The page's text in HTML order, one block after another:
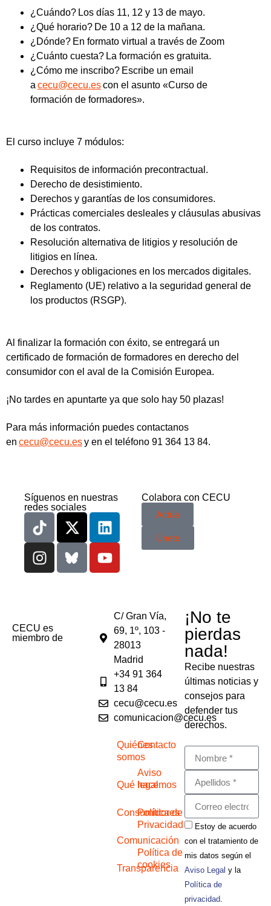
¿Cuándo? Los días 11, 12 y 13 de mayo.
¿Qué horario? De 10 a 12 de la mañana.
¿Dónde? En formato virtual a través de Zoom
¿Cuánto cuesta? La formación es gratuita.
¿Cómo me inscribo? Escribe un email
a cecu@cecu.escon el asunto «Curso de
formación de formadores».
El curso incluye 7 módulos:
Requisitos de información precontractual.
Derecho de desistimiento.
Derechos y garantías de los consumidores.
Prácticas comerciales desleales y cláusulas abusivas
de los contratos.
Resolución alternativa de litigios y resolución de
litigios en línea.
Derechos y obligaciones en los mercados digitales.
Reglamento (UE) relativo a la seguridad general de
los productos (RSGP).
Al finalizar la formación con éxito, se entregará un
certificado de formación de formadores en derecho del
consumidor con el aval de la Comisión Europea.
¡No tardes en apuntarte ya que solo hay 50 plazas!
Para más información puedes contactanos
en cecu@cecu.esy en el teléfono 91 364 13 84.
Síguenos en nuestras
redes sociales
Colabora con CECU
Actúa
Únete
CECU es
miembro de
C/ Gran Vía,
69, 1º, 103 -
28013
Madrid
+34 91 364
13 84
cecu@cecu.es
comunicacion@cecu.es
Quiénes
somos
Qué hacemos
Consumidores
Comunicación
Transparencia
Contacto
Aviso
legal
Política de
Privacidad
Política de
cookies
¡No te
pierdas
nada!
Recibe nuestras
últimas noticias y
consejos para
defender tus
derechos.
Estoy de acuerdo
con el tratamiento de
mis datos según el
Aviso Legal y la
Política de
privacidad